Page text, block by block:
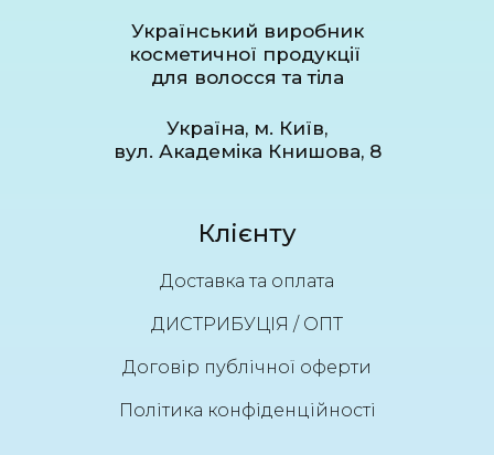
Український виробник
косметичної продукції
для волосся та тіла
Україна, м. Київ,
вул. Академіка Книшова, 8
Клієнту
Доставка та оплата
ДИСТРИБУЦІЯ / ОПТ
Договір публічної оферти
Політика конфіденційності